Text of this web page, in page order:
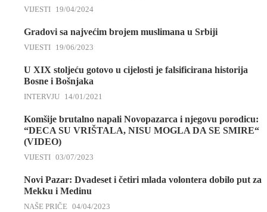
VIJESTI 19/04/2024
Gradovi sa najvećim brojem muslimana u Srbiji
VIJESTI 19/06/2023
U XIX stoljeću gotovo u cijelosti je falsificirana historija
Bosne i Bošnjaka
INTERVJU 14/01/2021
Komšije brutalno napali Novopazarca i njegovu porodicu:
“DECA SU VRIŠTALA, NISU MOGLA DA SE SMIRE“
(VIDEO)
VIJESTI 03/07/2023
Novi Pazar: Dvadeset i četiri mlada volontera dobilo put za
Mekku i Medinu
NAŠE PRIČE 04/04/2023